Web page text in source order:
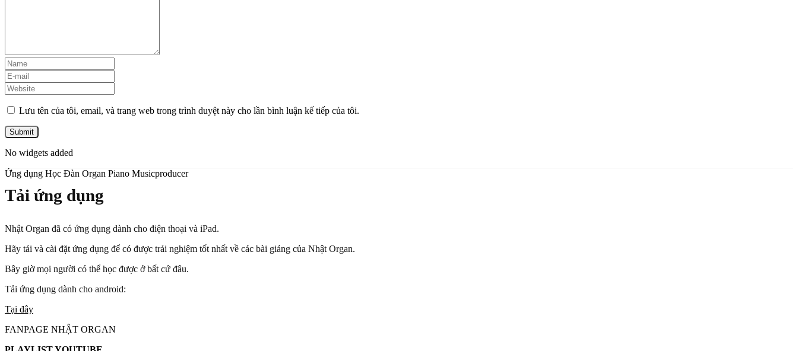
Lưu tên của tôi, email, và trang web trong trình duyệt này cho lần bình luận kế tiếp của tôi.
No widgets added
Ứng dụng Học Đàn Organ Piano Musicproducer
Tải ứng dụng
Nhật Organ đã có ứng dụng dành cho điện thoại và iPad.
Hãy tải và cài đặt ứng dụng để có được trải nghiệm tốt nhất về các bài giảng của Nhật Organ.
Bây giờ mọi người có thể học được ở bất cứ đâu.
Tải ứng dụng dành cho android:
Tại đây
FANPAGE NHẬT ORGAN